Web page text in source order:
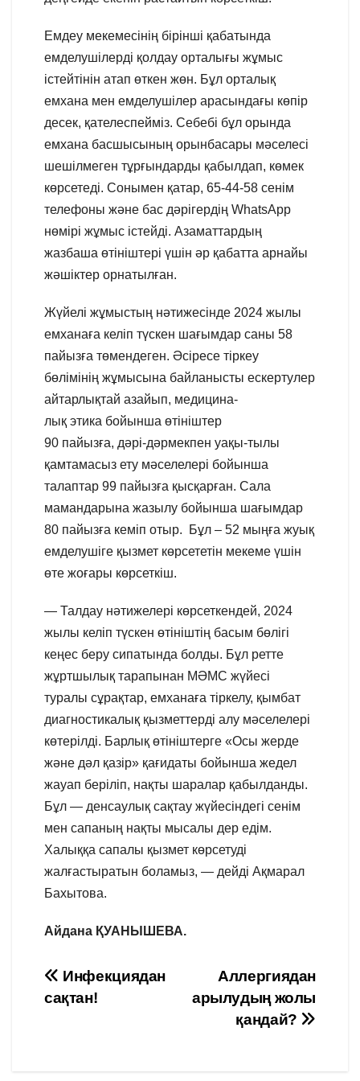
Емдеу мекемесінің бірінші қабатында
емделушілерді қолдау орталығы жұмыс
істейтінін атап өткен жөн. Бұл орталық
емхана мен емделушілер арасындағы көпір
десек, қателеспейміз. Себебі бұл орында
емхана басшысының орынбасары мәселесі
шешілмеген тұрғындарды қабылдап, көмек
көрсетеді. Сонымен қатар, 65-44-58 сенім
телефоны және бас дәрігердің WhatsApp
нөмірі жұмыс істейді. Азаматтардың
жазбаша өтініштері үшін әр қабатта арнайы
жәшіктер орнатылған.
Жүйелі жұмыстың нәтижесінде 2024 жылы
емханаға келіп түскен шағымдар саны 58
пайызға төмендеген. Әсіресе тіркеу
бөлімінің жұмысына байланысты ескертулер
айтарлықтай азайып, медицина-
лық этика бойынша өтініштер
90 пайызға, дәрі-дәрмекпен уақы-тылы
қамтамасыз ету мәселелері бойынша
талаптар 99 пайызға қысқарған. Сала
мамандарына жазылу бойынша шағымдар
80 пайызға кеміп отыр. Бұл – 52 мыңға жуық
емделушіге қызмет көрсететін мекеме үшін
өте жоғары көрсеткіш.
— Талдау нәтижелері көрсеткендей, 2024
жылы келіп түскен өтініштің басым бөлігі
кеңес беру сипатында болды. Бұл ретте
жұртшылық тарапынан МӘМС жүйесі
туралы сұрақтар, емханаға тіркелу, қымбат
диагностикалық қызметтерді алу мәселелері
көтерілді. Барлық өтініштерге «Осы жерде
және дәл қазір» қағидаты бойынша жедел
жауап беріліп, нақты шаралар қабылданды.
Бұл — денсаулық сақтау жүйесіндегі сенім
мен сапаның нақты мысалы дер едім.
Халыққа сапалы қызмет көрсетуді
жалғастыратын боламыз, — дейді Ақмарал
Бахытова.
Айдана ҚУАНЫШЕВА.
Навигация
по
Аллергиядан
арылудың жолы
қандай?
Инфекциядан
сақтан!